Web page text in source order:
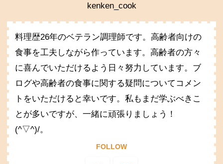
kenken_cook
料理歴26年のベテラン調理師です。高齢者向けの
食事を工夫しながら作っています。高齢者の方々
に喜んでいただけるよう日々努力しています。ブ
ログや高齢者の食事に関する疑問についてコメン
トをいただけると幸いです。私もまだ学ぶべきこ
とが多いですが、一緒に頑張りましょう！
(^▽^)/。
FOLLOW